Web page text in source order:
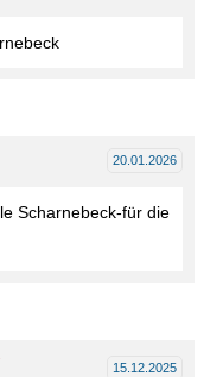
20.01.2026
Scharnebeck-für die
15.12.2025